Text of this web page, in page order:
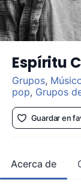
Espíritu
Grupos,
pop, Grupos
Guardar en
Acerca de